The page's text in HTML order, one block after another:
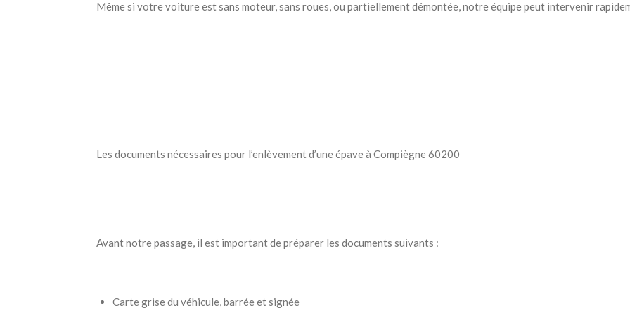
Même si votre voiture est sans moteur, sans roues, ou partiellement démontée, notre équipe peut intervenir
Les documents nécessaires pour l’enlèvement d’une épave à Compiègne 60200
Avant notre passage, il est important de préparer les documents suivants :
Carte grise du véhicule, barrée et signée